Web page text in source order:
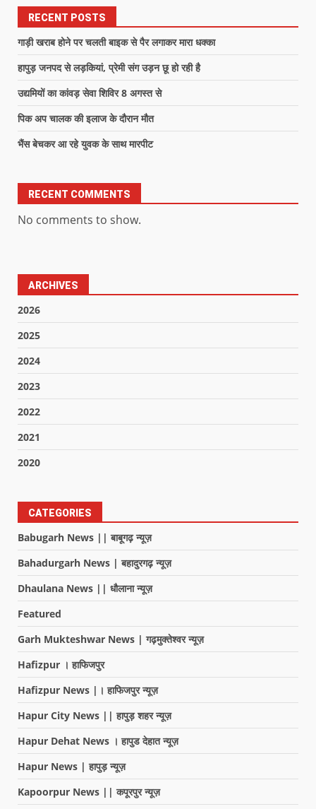
RECENT POSTS
गाड़ी खराब होने पर चलती बाइक से पैर लगाकर मारा धक्का
हापुड़ जनपद से लड़कियां, प्रेमी संग उड़न छू हो रही है
उद्यमियों का कांवड़ सेवा शिविर 8 अगस्त से
पिक अप चालक की इलाज के दौरान मौत
भैंस बेचकर आ रहे युवक के साथ मारपीट
RECENT COMMENTS
No comments to show.
ARCHIVES
2026
2025
2024
2023
2022
2021
2020
CATEGORIES
Babugarh News || बाबूगढ़ न्यूज़
Bahadurgarh News | बहादुरगढ़ न्यूज़
Dhaulana News || धौलाना न्यूज़
Featured
Garh Mukteshwar News | गढ़मुक्तेश्वर न्यूज़
Hafizpur । हाफिजपुर
Hafizpur News |। हाफिजपुर न्यूज़
Hapur City News || हापुड़ शहर न्यूज़
Hapur Dehat News । हापुड देहात न्यूज़
Hapur News | हापुड़ न्यूज़
Kapoorpur News || कपूरपुर न्यूज़